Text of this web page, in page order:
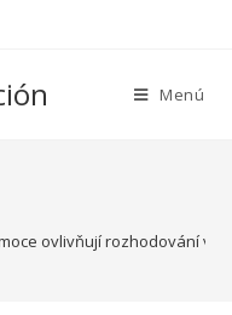
Menú
ovlivňují rozhodování v